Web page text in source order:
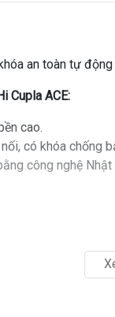
an toàn tự
Cupla ACE:
cao.
có khóa chống
công nghệ Nhật